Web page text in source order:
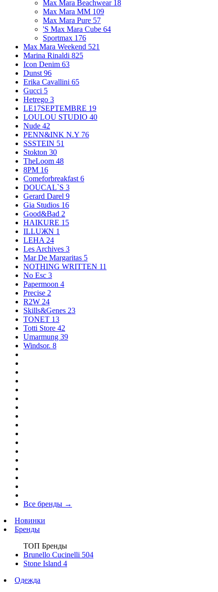
Max Mara Beachwear 18
Max Mara MM 109
Max Mara Pure 57
'S Max Mara Cube 64
Sportmax 176
Max Mara Weekend 521
Marina Rinaldi 825
Icon Denim 63
Dunst 96
Erika Cavallini 65
Gucci 5
Hetrego 3
LE17SEPTEMBRE 19
LOULOU STUDIO 40
Nude 42
PENN&INK N.Y 76
SSSTEIN 51
Stokton 30
TheLoom 48
8PM 16
Comeforbreakfast 6
DOUCAL`S 3
Gerard Darel 9
Gia Studios 16
Good&Bad 2
HAIKURE 15
ILLUЖN 1
LEHA 24
Les Archives 3
Mar De Margaritas 5
NOTHING WRITTEN 11
No Esc 3
Papermoon 4
Precise 2
R2W 24
Skills&Genes 23
TONET 13
Totti Store 42
Umarmung 39
Windsor. 8
Все бренды →
Новинки
Бренды
ТОП Бренды
Brunello Cucinelli 504
Stone Island 4
Одежда